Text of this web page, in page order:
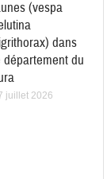
(vespa
dans
département du
juillet 2026